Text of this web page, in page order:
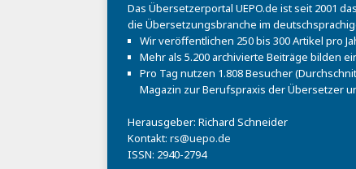
Das Übersetzerportal UEPO.de ist seit 2001
die Übersetzungsbranche im
Wir veröffentlichen 250 bis 300 Artikel pro
Mehr als 5.200 archivierte Beiträge bilden
Pro Tag nutzen 1.808 Besucher
Magazin zur Berufspraxis der Übersetzer
Herausgeber: Richard Schneider
Kontakt: rs@uepo.de
ISSN: 2940-2794